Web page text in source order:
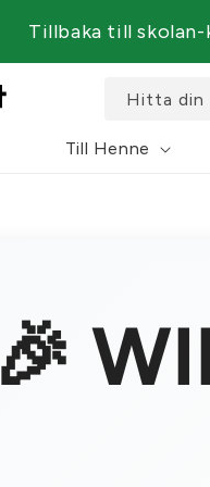
Tillbaka till skolan-
Hitta din
Till Henne
🎉